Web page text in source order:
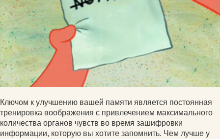
Ключом к улучшению вашей памяти является постоянная
тренировка воображения с привлечением максимального
количества органов чувств во время зашифровки
информации, которую вы хотите запомнить. Чем лучше у